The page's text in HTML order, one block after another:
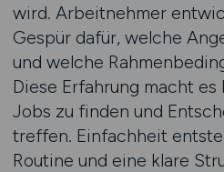
wird. Arbeitnehmer
Gespür dafür, welche
und welche
Diese Erfahrung macht
Jobs zu finden und
treffen. Einfachheit
Routine und eine klare